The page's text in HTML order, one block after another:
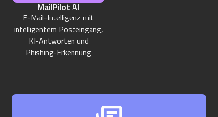
MailPilot AI
E-Mail-Intelligenz mit
intelligentem Posteingang,
KI-Antworten und
Phishing-Erkennung